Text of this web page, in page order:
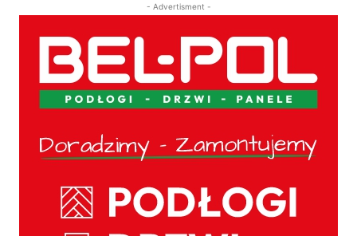
- Advertisment -